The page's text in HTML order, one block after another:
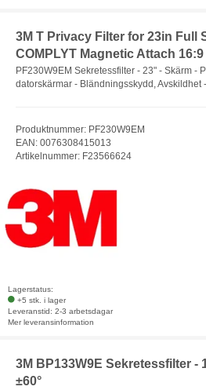
3M T Privacy Filter for 23in Full
COMPLYT Magnetic Attach 16:9
PF230W9EM Sekretessfilter - 23" - Skärm -
datorskärmar - Bländningsskydd, Avskildhet
Produktnummer: PF230W9EM
EAN: 0076308415013
Artikelnummer: F23566624
Lagerstatus:
+5 stk. i lager
Leveranstid: 2-3 arbetsdagar
Mer leveransinformation
3M BP133W9E Sekretessfilter -
±60°